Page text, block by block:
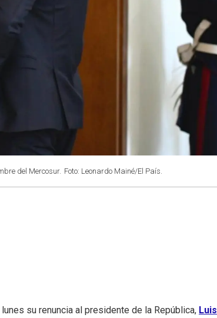
del Mercosur. Foto: Leonardo Mainé/El País.
su renuncia al presidente de la República, Luis